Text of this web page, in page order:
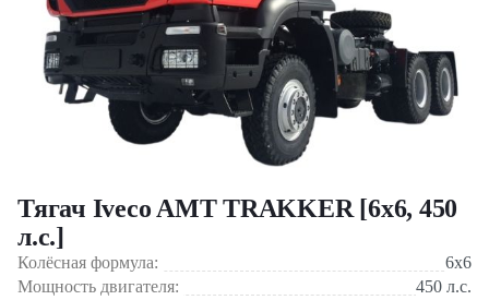
Тягач Iveco AMT TRAKKER [6x6, 450
л.с.]
Колёсная формула:
6x6
Мощность двигателя:
450 л.с.